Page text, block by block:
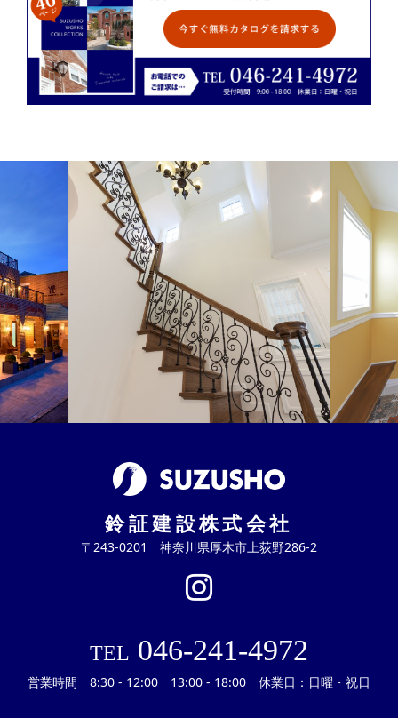
鈴証建設株式会社
〒243-0201 神奈川県厚木市上荻野286-2
TEL 046-241-4972
営業時間 8:30 - 12:00 13:00 - 18:00 休業日：日曜・祝日